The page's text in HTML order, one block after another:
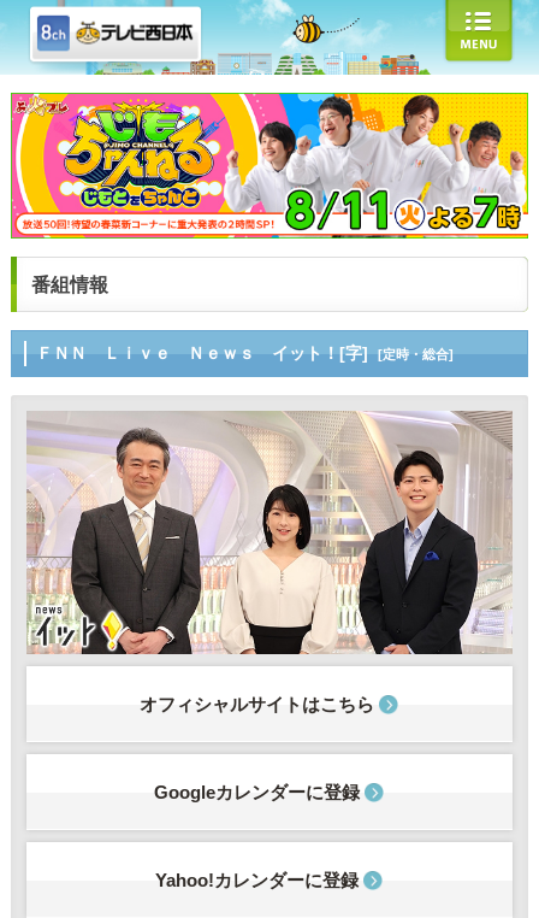
番組情報
ＦＮＮ Ｌｉｖｅ Ｎｅｗｓ イット！[字] [定時・総合]
オフィシャルサイトはこちら
Googleカレンダーに登録
Yahoo!カレンダーに登録